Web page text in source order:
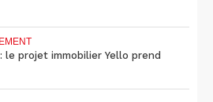
le projet immobilier Yello prend